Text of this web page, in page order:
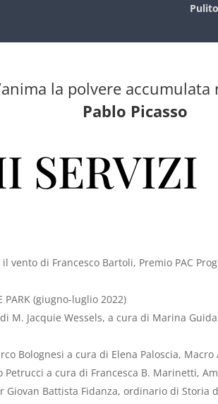
la polvere
Pablo Picasso
SERVIZI
di Francesco Bartoli, Premio PAC
PARK (giugno-luglio 2022)
M. Jacquie Wessels, a cura di Marina
Bolognesi a cura di Elena Paloscia, Macro
a cura di Francesca B. Marinetti,
Giovan Battista Fidanza, ordinario di Storia